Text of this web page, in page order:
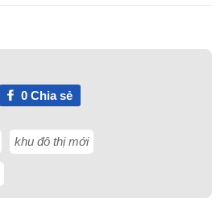
0Chia sẻ
khu đô thị mới